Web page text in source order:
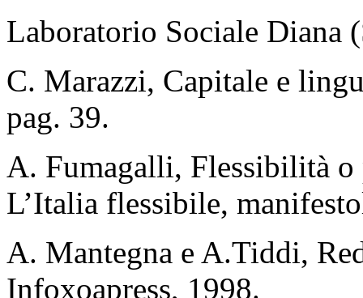
Laboratorio Sociale Diana
C. Marazzi, Capitale e
pag. 39.
A. Fumagalli, Flessibilità o
L’Italia flessibile,
A. Mantegna e A.Tiddi,
Infoxoapress, 1998.